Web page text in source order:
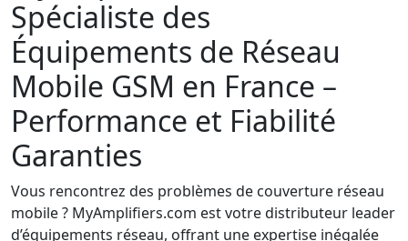
Spécialiste des
Équipements de Réseau
Mobile GSM en France –
Performance et Fiabilité
Garanties
Vous rencontrez des problèmes de couverture réseau
mobile ? MyAmplifiers.com est votre distributeur leader
d’équipements réseau, offrant une expertise inégalée